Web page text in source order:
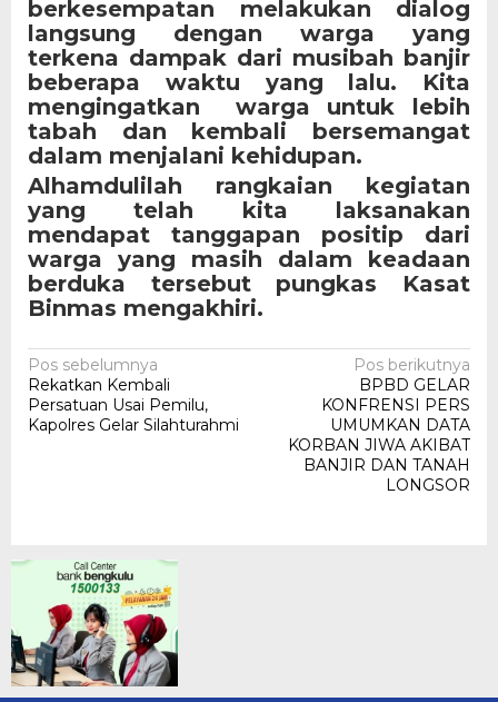
berkesempatan melakukan dialog
langsung dengan warga yang
terkena dampak dari musibah banjir
beberapa waktu yang lalu. Kita
mengingatkan warga untuk lebih
tabah dan kembali bersemangat
dalam menjalani kehidupan.
Alhamdulilah rangkaian kegiatan
yang telah kita laksanakan
mendapat tanggapan positip dari
warga yang masih dalam keadaan
berduka tersebut pungkas Kasat
Binmas mengakhiri.
Navigasi
pos
Pos sebelumnya
Rekatkan Kembali
Persatuan Usai Pemilu,
Kapolres Gelar Silahturahmi
Pos berikutnya
BPBD GELAR
KONFRENSI PERS
UMUMKAN DATA
KORBAN JIWA AKIBAT
BANJIR DAN TANAH
LONGSOR